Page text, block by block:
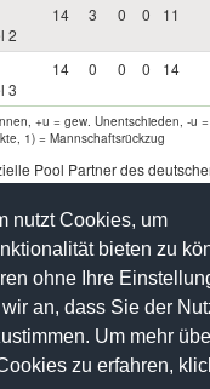
nutzt Cookies, um
bieten zu
ohne Ihre
an, dass Sie der
Um mehr
zu erfahren,
2
14 3 0 0 11
3
14 0 0 0 14
+u = gew. Unentschieden, -u
1) = Mannschaftsrückzug
Pool Partner des